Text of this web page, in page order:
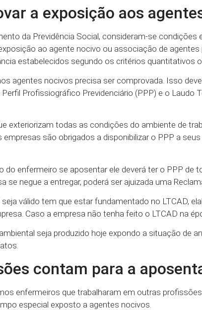
a exposição aos
da Previdência Social, consideram-se condições
ao agente nocivo ou associação de
estabelecidos segundo os critérios quantitativos
agentes nocivos precisa ser comprovada. Isso
Profissiográfico Previdenciário (PPP) e o Laudo
exteriorizam todas as condições do ambiente de
empresas são obrigados a disponibilizar o PPP a
do enfermeiro se aposentar ele deverá ter o PPP de
se negue a entregar, poderá ser ajuizada uma
válido tem que estar fundamentado no LTCAD,
Caso a empresa não tenha feito o LTCAD na
seja produzido hoje expondo a situação de
contam para a
enfermeiros que trabalharam em outras
especial exposto a agentes nocivos.